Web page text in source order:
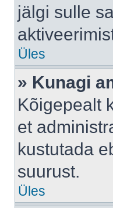
jälgi sulle
Üles
» Kunagi
Kõigepealt
et
kustutada
suurust.
Üles